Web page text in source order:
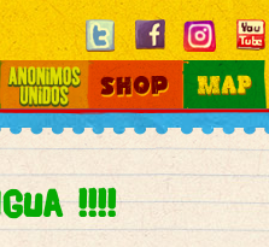
Otros Mundos Shop Map
!!!!